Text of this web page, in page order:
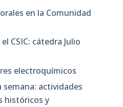
en la Comunidad
CSIC: cátedra Julio
electroquímicos
semana: actividades
históricos y